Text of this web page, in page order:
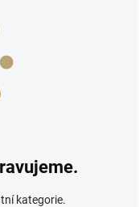
kategorie.